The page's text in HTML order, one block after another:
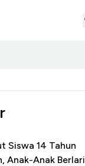
Siswa 14 Tahun
Anak-Anak